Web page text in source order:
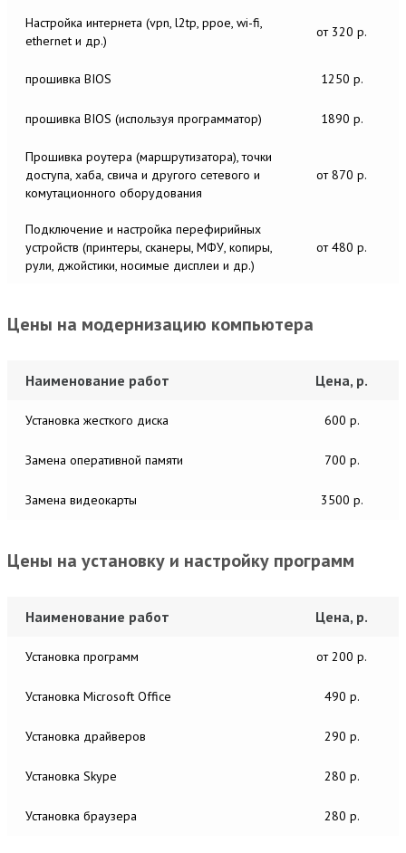
Настройка интернета (vpn, l2tp, ppoe, wi-fi,
ethernet и др.)
от 320 р.
прошивка BIOS 1250 р.
прошивка BIOS (используя программатор) 1890 р.
Прошивка роутера (маршрутизатора), точки
доступа, хаба, свича и другого сетевого и
комутационного оборудования
от 870 р.
Подключение и настройка перефирийных
устройств (принтеры, сканеры, МФУ, копиры,
рули, джойстики, носимые дисплеи и др.)
от 480 р.
Цены на модернизацию компьютера
Наименование работ Цена, р.
Установка жесткого диска 600 р.
Замена оперативной памяти 700 р.
Замена видеокарты 3500 р.
Цены на установку и настройку программ
Наименование работ Цена, р.
Установка программ от 200 р.
Установка Microsoft Office 490 р.
Установка драйверов 290 р.
Установка Skype 280 р.
Установка браузера 280 р.